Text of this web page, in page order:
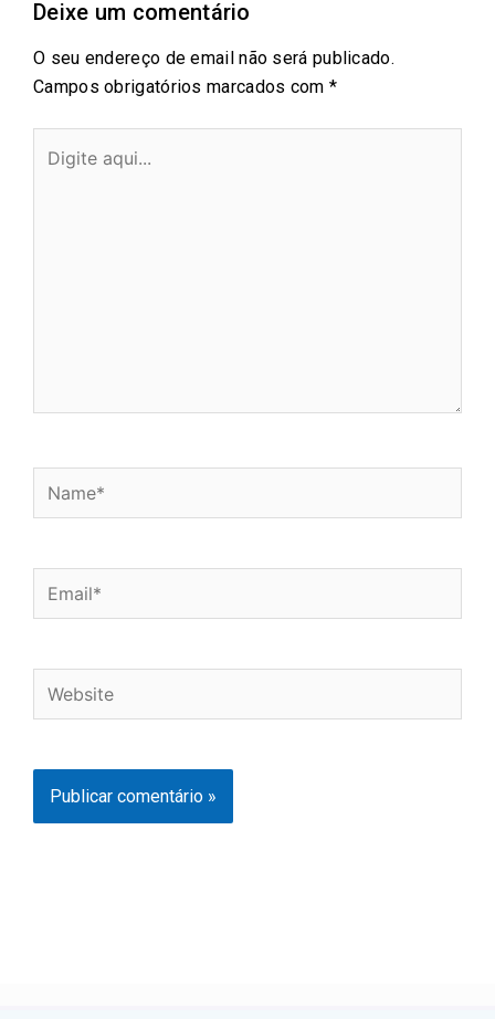
Deixe um comentário
O seu endereço de email não será publicado.
Campos obrigatórios marcados com *
aqui...